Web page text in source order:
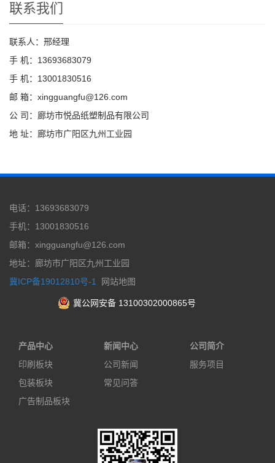
联系我们
联系人：邢经理
手 机：13693683079
手 机：13001830516
邮 箱：xingguangfu@126.com
公 司：廊坊市悦品纸塑制品有限公司
地 址：廊坊市广阳区九州工业园
电话：13693683079
手机：13001830516
邮箱：xingguangfu@126.com
地址：廊坊市广阳区九州工业园
冀ICP备19012810号-1
网站地图
冀公网安备 13100302000865号
产品中心
印刷板块
包装板块
广告制品板块
新闻中心
公司新闻
常见问答
公司简介
服务项目